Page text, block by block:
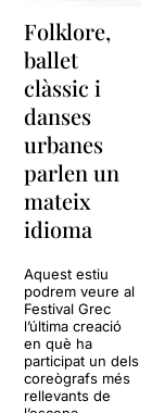
Folklore,
ballet
clàssic i
danses
urbanes
parlen un
mateix
idioma
Aquest estiu
podrem veure al
Festival Grec
l’última creació
en què ha
participat un dels
coreògrafs més
rellevants de